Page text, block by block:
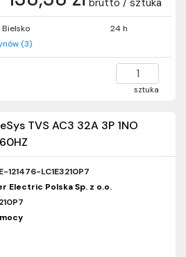
brutto / sztuka
Bielsko
24 h
(3)
sztuka
TVS AC3 32A 3P 1NO
121476-LC1E3210P7
Electric Polska Sp. z o.o.